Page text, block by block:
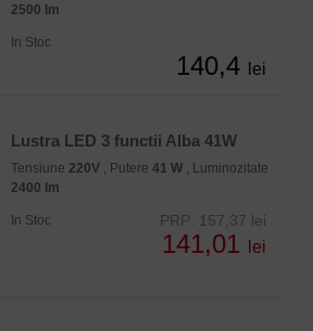
2500 lm
In Stoc
140,4 lei
Lustra LED 3 functii Alba 41W
Tensiune 220V , Putere 41 W , Luminozitate
2400 lm
In Stoc PRP: 157,37 lei
141,01 lei